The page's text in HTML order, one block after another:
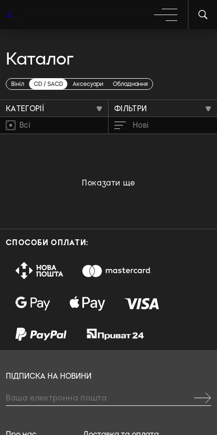
Каталог
Вініл CD / SACD Аксесуари Обладнання
Frank Zappa
КАТЕГОРІЇ
ФІЛЬТРИ
Всі
Нові
Показати ще
СПОСОБИ ОПЛАТИ:
ПІДПИСКА НА НОВИНИ